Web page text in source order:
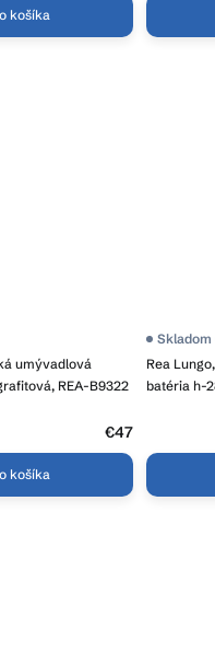
košíka
umývadlová
REA-B9322
€47
košíka
Rea
batéria h-
Skladom